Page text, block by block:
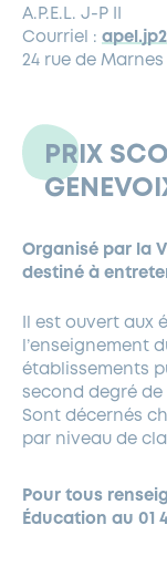
A.P.E.L. J-P II
Courriel :
24 rue de Marnes
PRIX
Organisé par la
destiné à
Il est ouvert aux
l’enseignement
établissements
second degré de
Sont décernés
par niveau de
Pour tous
Éducation au 01